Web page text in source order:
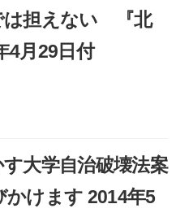
担えない 『北
4月29日付
す大学自治破壊法案
けます 2014年5